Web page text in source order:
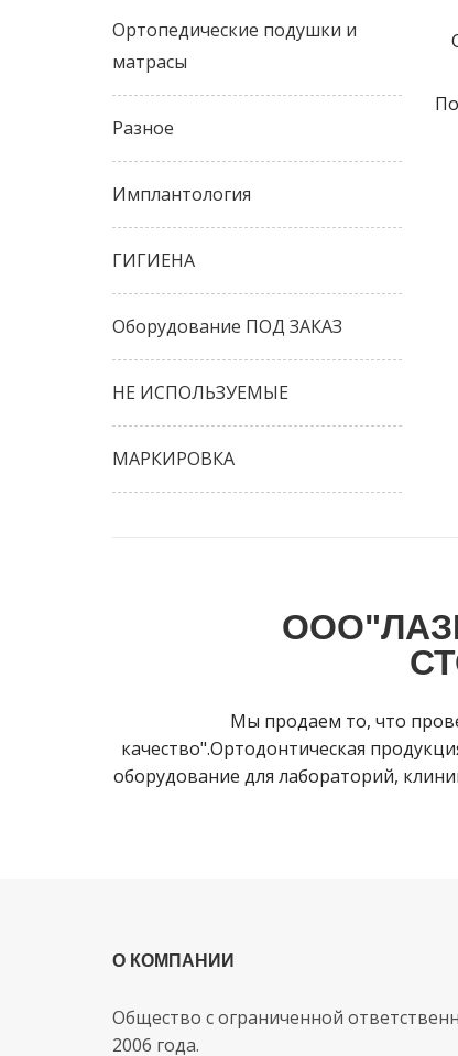
Ортопедические подушки и
матрасы
Разное
Имплантология
ГИГИЕНА
Оборудование ПОД ЗАКАЗ
НЕ ИСПОЛЬЗУЕМЫЕ
МАРКИРОВКА
Мы продаем то, что
качество".Ортодонтическая
оборудование для лабораторий,
О КОМПАНИИ
Общество с ограниченной
2006 года.